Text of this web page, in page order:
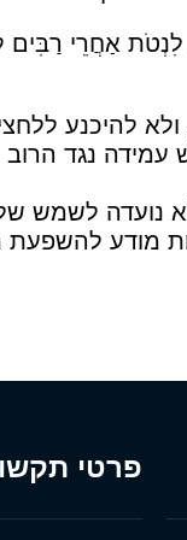
אַחֲרֵי
להיכנע
נגד
נועדה לשמש
מודע להשפעת
פרטי